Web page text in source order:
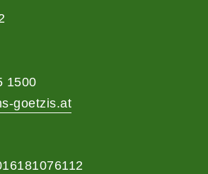
1500
goetzis.at